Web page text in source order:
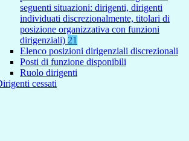
seguenti situazioni: dirigenti, dirigenti
individuati discrezionalmente, titolari di
posizione organizzativa con funzioni
dirigenziali) 21
Elenco posizioni dirigenziali discrezionali
Posti di funzione disponibili
Ruolo dirigenti
cessati